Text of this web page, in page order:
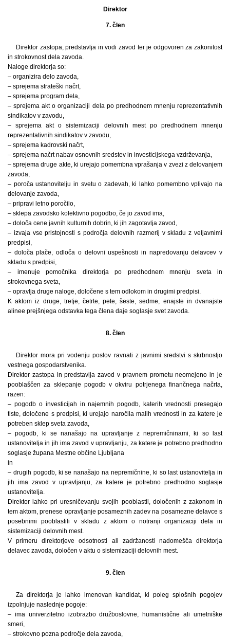
Direktor
7. člen
Direktor zastopa, predstavlja in vodi zavod ter je odgovoren za zakonitost
in strokovnost dela zavoda.
Naloge direktorja so:
– organizira delo zavoda,
– sprejema strateški načrt,
– sprejema program dela,
– sprejema akt o organizaciji dela po predhodnem mnenju reprezentativnih
sindikatov v zavodu,
– sprejema akt o sistemizaciji delovnih mest po predhodnem mnenju
reprezentativnih sindikatov v zavodu,
– sprejema kadrovski načrt,
– sprejema načrt nabav osnovnih sredstev in investicijskega vzdrževanja,
– sprejema druge akte, ki urejajo pomembna vprašanja v zvezi z delovanjem
zavoda,
– poroča ustanovitelju in svetu o zadevah, ki lahko pomembno vplivajo na
delovanje zavoda,
– pripravi letno poročilo,
– sklepa zavodsko kolektivno pogodbo, če jo zavod ima,
– določa cene javnih kulturnih dobrin, ki jih zagotavlja zavod,
– izvaja vse pristojnosti s področja delovnih razmerij v skladu z veljavnimi
predpisi,
– določa plače, odloča o delovni uspešnosti in napredovanju delavcev v
skladu s predpisi,
– imenuje pomočnika direktorja po predhodnem mnenju sveta in
strokovnega sveta,
– opravlja druge naloge, določene s tem odlokom in drugimi predpisi.
K aktom iz druge, tretje, četrte, pete, šeste, sedme, enajste in dvanajste
alinee prejšnjega odstavka tega člena daje soglasje svet zavoda.
8. člen
Direktor mora pri vodenju poslov ravnati z javnimi sredstvi s skrbnostjo
vestnega gospodarstvenika.
Direktor zastopa in predstavlja zavod v pravnem prometu neomejeno in je
pooblaščen za sklepanje pogodb v okviru potrjenega finančnega načrta,
razen:
– pogodb o investicijah in najemnih pogodb, katerih vrednosti presegajo
tiste, določene s predpisi, ki urejajo naročila malih vrednosti in za katere je
potreben sklep sveta zavoda,
– pogodb, ki se nanašajo na upravljanje z nepremičninami, ki so last
ustanovitelja in jih ima zavod v upravljanju, za katere je potrebno predhodno
soglasje župana Mestne občine Ljubljana
in
– drugih pogodb, ki se nanašajo na nepremičnine, ki so last ustanovitelja in
jih ima zavod v upravljanju, za katere je potrebno predhodno soglasje
ustanovitelja.
Direktor lahko pri uresničevanju svojih pooblastil, določenih z zakonom in
tem aktom, prenese opravljanje posameznih zadev na posamezne delavce s
posebnimi pooblastili v skladu z aktom o notranji organizaciji dela in
sistemizaciji delovnih mest.
V primeru direktorjeve odsotnosti ali zadržanosti nadomešča direktorja
delavec zavoda, določen v aktu o sistemizaciji delovnih mest.
9. člen
Za direktorja je lahko imenovan kandidat, ki poleg splošnih pogojev
izpolnjuje naslednje pogoje:
– ima univerzitetno izobrazbo družboslovne, humanistične ali umetniške
smeri,
– strokovno pozna področje dela zavoda,